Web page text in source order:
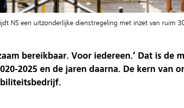
NS een uitzonderlijke dienstregeling met inzet van ruim
bereikbaar. Voor iedereen.’ Dat is de
2025 en de jaren daarna. De kern van